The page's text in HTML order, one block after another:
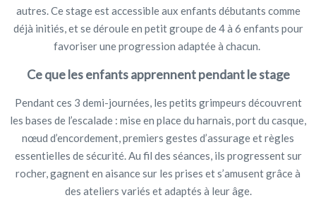
autres. Ce stage est accessible aux enfants débutants comme
déjà initiés, et se déroule en petit groupe de 4 à 6 enfants pour
favoriser une progression adaptée à chacun.
Ce que les enfants apprennent pendant le stage
Pendant ces 3 demi-journées, les petits grimpeurs découvrent
les bases de l’escalade : mise en place du harnais, port du casque,
nœud d’encordement, premiers gestes d’assurage et règles
essentielles de sécurité. Au fil des séances, ils progressent sur
rocher, gagnent en aisance sur les prises et s’amusent grâce à
des ateliers variés et adaptés à leur âge.